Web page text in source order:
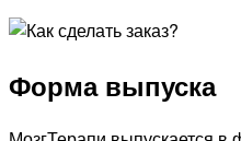
Форма выпуска